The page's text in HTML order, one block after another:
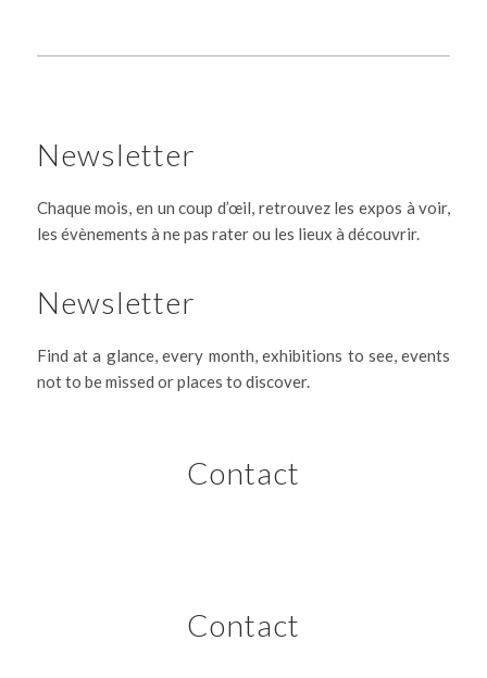
Newsletter
Chaque mois, en un coup d’œil, retrouvez les expos à voir,
les évènements à ne pas rater ou les lieux à découvrir.
Newsletter
Find at a glance, every month, exhibitions to see, events
not to be missed or places to discover.
Contact
Contact